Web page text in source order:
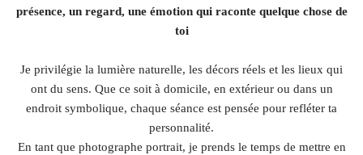
présence, un regard, une émotion qui raconte quelque chose de
toi
Je privilégie la lumière naturelle, les décors réels et les lieux qui
ont du sens. Que ce soit à domicile, en extérieur ou dans un
endroit symbolique, chaque séance est pensée pour refléter ta
personnalité.
En tant que photographe portrait, je prends le temps de mettre en